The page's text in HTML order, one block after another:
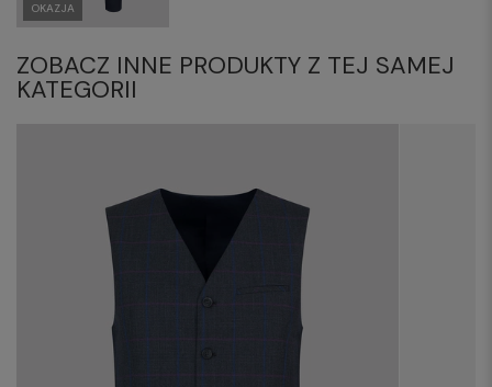
OKAZJA
ZOBACZ INNE PRODUKTY Z TEJ SAMEJ
KATEGORII